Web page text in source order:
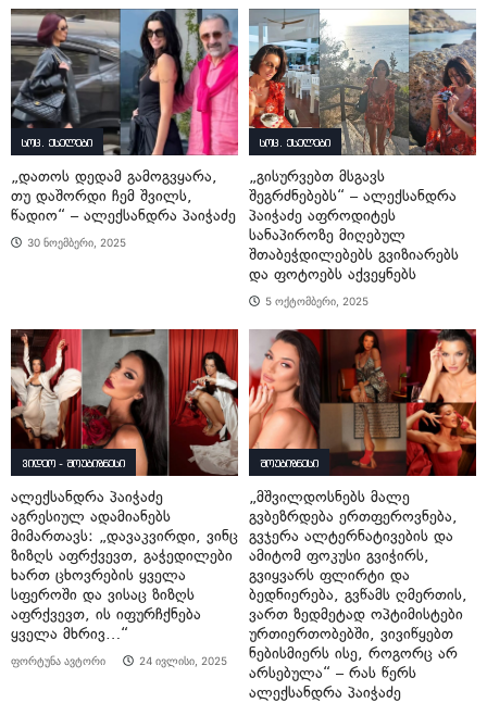
სოც. ქსელები
„დათოს დედამ გამოგვყარა,
თუ დაშორდი ჩემ შვილს,
წადიო“ – ალექსანდრა პაიჭაძე
30 ნოემბერი, 2025
სოც. ქსელები
„გისურვებთ მსგავს
შეგრძნებებს“ – ალექსანდრა
პაიჭაძე აფროდიტეს
სანაპიროზე მიღებულ
შთაბეჭდილებებს გვიზიარებს
და ფოტოებს აქვეყნებს
5 ოქტომბერი, 2025
ვიდეო - შოუბიზნესი
ალექსანდრა პაიჭაძე
აგრესიულ ადამიანებს
მიმართავს: „დავაკვირდი, ვინც
ზიზღს აფრქვევთ, გაჭედილები
ხართ ცხოვრების ყველა
სფეროში და ვისაც ზიზღს
აფრქვევთ, ის იფურჩქნება
ყველა მხრივ…“
ფორტუნა ავტორი 24 ივლისი, 2025
შოუბიზნესი
„მშვილდოსნებს მალე
გვბეზრდება ერთფეროვნება,
გვჯერა ალტერნატივების და
ამიტომ ფოკუსი გვიჭირს,
გვიყვარს ფლირტი და
ბედნიერება, გვწამს ღმერთის,
ვართ ზედმეტად ოპტიმისტები
ურთიერთობებში, ვივიწყებთ
ნებისმიერს ისე, როგორც არ
არსებულა“ – რას წერს
ალექსანდრა პაიჭაძე